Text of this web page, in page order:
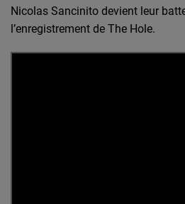
Nicolas Sancinito devient leur
l’enregistrement de The Hole.